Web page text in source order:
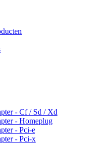
- Cf / Sd / Xd
- Homeplug
- Pci-e
- Pci-x